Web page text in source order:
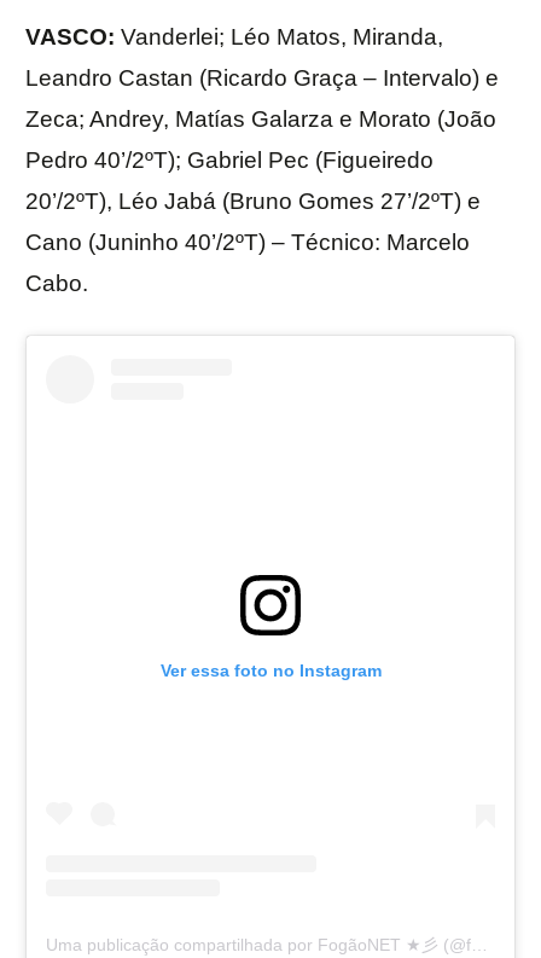
VASCO: Vanderlei; Léo Matos, Miranda,
Leandro Castan (Ricardo Graça – Intervalo) e
Zeca; Andrey, Matías Galarza e Morato (João
Pedro 40’/2ºT); Gabriel Pec (Figueiredo
20’/2ºT), Léo Jabá (Bruno Gomes 27’/2ºT) e
Cano (Juninho 40’/2ºT) – Técnico: Marcelo
Cabo.
Ver essa foto no Instagram
Uma publicação compartilhada por FogãoNET ★彡 (@fogaonet)